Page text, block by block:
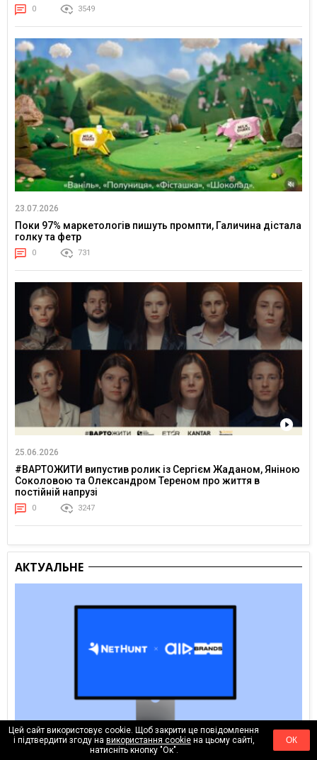
0 3549
23.07.2026
Поки 97% маркетологів пишуть промпти, Галичина дістала
голку та фетр
0 731
25.06.2026
#ВАРТОЖИТИ випустив ролик із Сергієм Жаданом, Яніною
Соколовою та Олександром Тереном про життя в
постійній напрузі
0 3247
АКТУАЛЬНЕ
Цей сайт використовує cookie. Щоб закрити це повідомлення
і підтвердити згоду на використання cookieна цьому сайті,
натисніть кнопку "Ок".
ОК